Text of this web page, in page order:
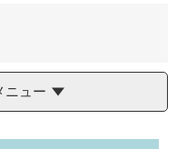
ニュー